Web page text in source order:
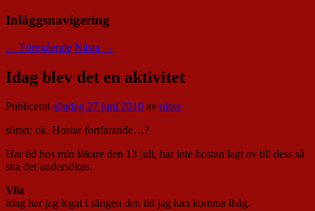
Inläggsnavigering
← Föregående Nästa →
Idag blev det en aktivitet
Publiceratsöndag 27 juni 2010 av nisse
sömn; ok. Hostar fortfarande…?
Har tid hos min läkare den 13 juli, har inte hostan lagt av till dess så
ska det undersökas.
Vila
Idag har jag legat i sängen den tid jag kan komma ihåg.